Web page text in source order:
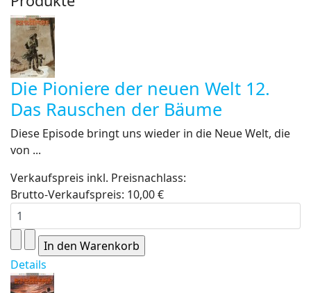
Die Pioniere der neuen Welt 12.
Das Rauschen der Bäume
Diese Episode bringt uns wieder in die Neue Welt, die
von ...
Verkaufspreis inkl. Preisnachlass:
Brutto-Verkaufspreis: 10,00 €
Details